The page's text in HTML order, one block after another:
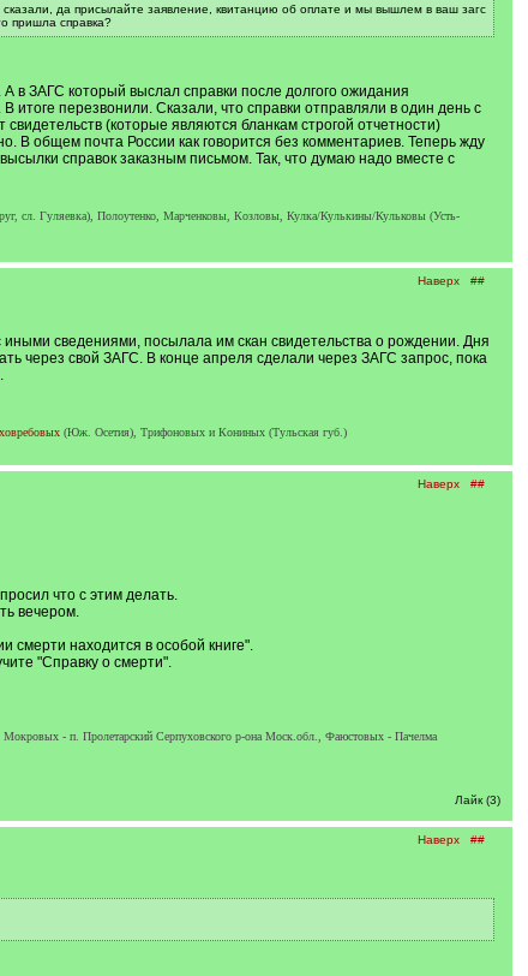
да присылайте заявление, квитанцию об оплате и мы вышлем в ваш загс
пришла справка?
в ЗАГС который выслал справки после долгого ожидания
перезвонили. Сказали, что справки отправляли в один день с
(которые являются бланкам строгой отчетности)
общем почта России как говорится без комментариев. Теперь жду
справок заказным письмом. Так, что думаю надо вместе с
сл. Гуляевка), Полоутенко, Марченковы, Козловы, Кулка/Кулькины/Кульковы (Усть-
Наверх ##
сведениями, посылала им скан свидетельства о рождении. Дня
через свой ЗАГС. В конце апреля сделали через ЗАГС запрос, пока
(Юж. Осетия), Трифоновых и Кониных (Тульская губ.)
Наверх ##
что с этим делать.
вечером.
смерти находится в особой книге".
"Справку о смерти".
- п. Пролетарский Серпуховского р-она Моск.обл., Фаюстовых - Пачелма
Лайк (3)
Наверх ##